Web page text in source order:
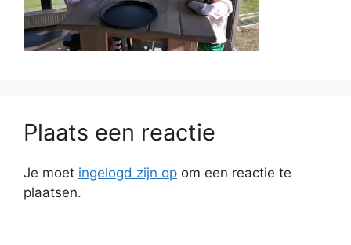
Plaats een reactie
Je moet ingelogd zijn op om een reactie te
plaatsen.